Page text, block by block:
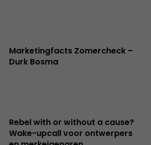
Marketingfacts Zomercheck –
Durk Bosma
Rebel with or without a cause?
Wake-upcall voor ontwerpers